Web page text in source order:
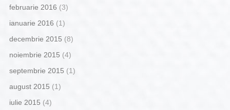
februarie 2016 (3)
ianuarie 2016 (1)
decembrie 2015 (8)
noiembrie 2015 (4)
septembrie 2015 (1)
august 2015 (1)
iulie 2015 (4)